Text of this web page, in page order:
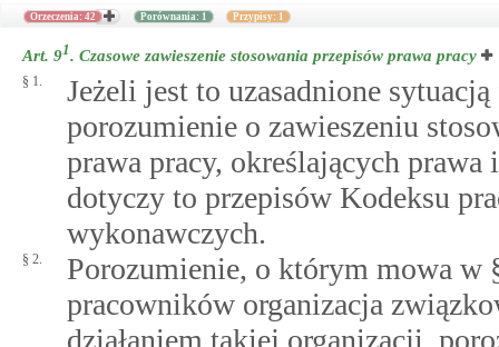
Orzeczenia: 42 Porównania: 1 Przypisy: 1
Art. 91. Czasowe zawieszenie stosowania przepisów prawa pracy
§ 1.
Jeżeli jest to uzasadnione
porozumienie o zawieszeniu
prawa pracy, określających
dotyczy to przepisów Kodeksu
wykonawczych.
§ 2.
Porozumienie, o którym mowa w
pracowników organizacja
działaniem takiej organizacji,